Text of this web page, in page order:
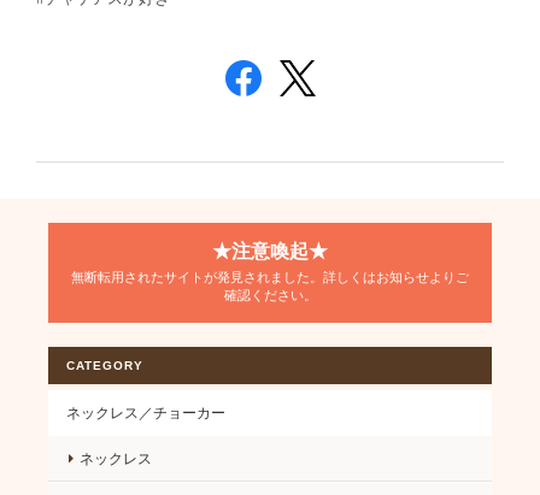
★注意喚起★
無断転用されたサイトが発見されました。詳しくはお知らせよりご
確認ください。
CATEGORY
ネックレス／チョーカー
ネックレス